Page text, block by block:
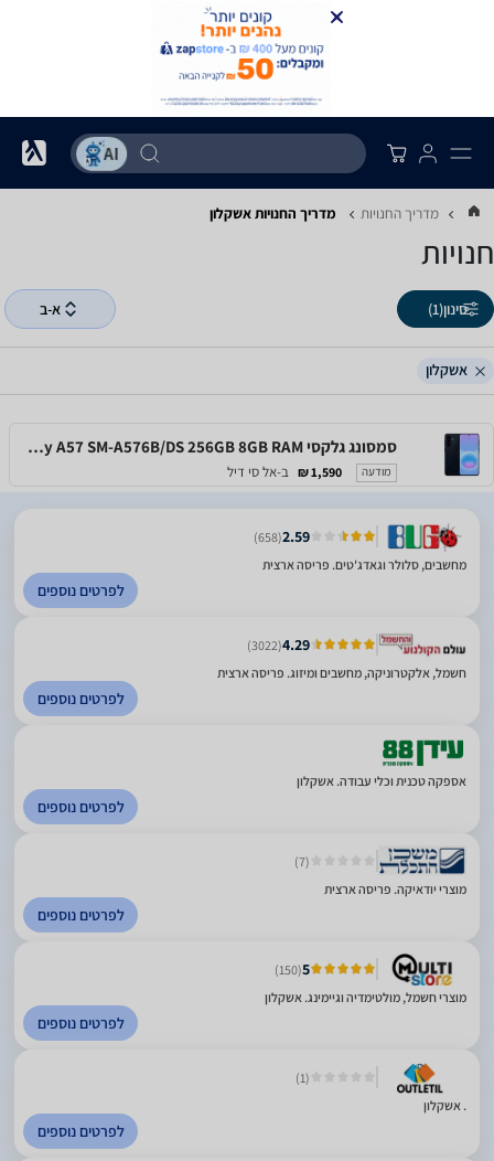
מדריך החנויות מדריך החנויות ‏אשקלון
חנויות
סינון(1) א-ב
אשקלון
סמסונג גלקסי Samsung Galaxy A57 SM-A576B/DS 256GB 8GB RAM
מודעה 1,590 ₪ ב-אל סי דיל
2.59
(658)
מחשבים, סלולר וגאדג'טים. פריסה ארצית
לפרטים נוספים
4.29
(3022)
חשמל, אלקטרוניקה, מחשבים ומיזוג. פריסה ארצית
לפרטים נוספים
אספקה טכנית וכלי עבודה. אשקלון
לפרטים נוספים
(7)
מוצרי יודאיקה. פריסה ארצית
לפרטים נוספים
5
(150)
מוצרי חשמל, מולטימדיה וגיימינג. אשקלון
לפרטים נוספים
(1)
. אשקלון
לפרטים נוספים